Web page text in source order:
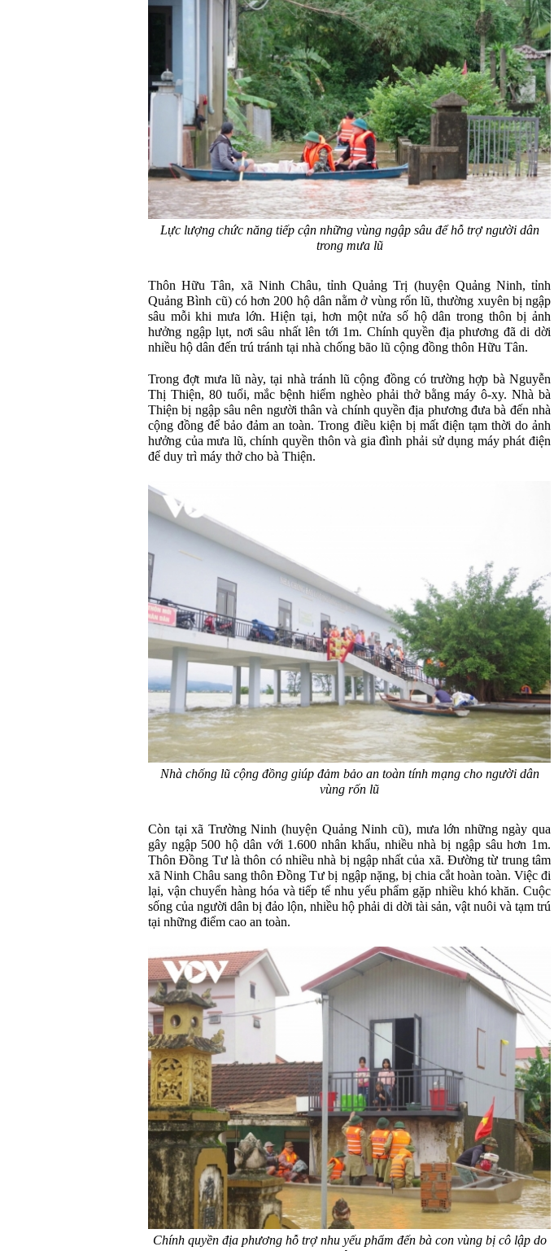
Lực lượng chức năng tiếp cận những vùng ngập sâu để hỗ trợ người dân
trong mưa lũ
Thôn Hữu Tân, xã Ninh Châu, tỉnh Quảng Trị (huyện Quảng Ninh, tỉnh
Quảng Bình cũ) có hơn 200 hộ dân nằm ở vùng rốn lũ, thường xuyên bị ngập
sâu mỗi khi mưa lớn. Hiện tại, hơn một nửa số hộ dân trong thôn bị ảnh
hưởng ngập lụt, nơi sâu nhất lên tới 1m. Chính quyền địa phương đã di dời
nhiều hộ dân đến trú tránh tại nhà chống bão lũ cộng đồng thôn Hữu Tân.
Trong đợt mưa lũ này, tại nhà tránh lũ cộng đồng có trường hợp bà Nguyễn
Thị Thiện, 80 tuổi, mắc bệnh hiểm nghèo phải thở bằng máy ô-xy. Nhà bà
Thiện bị ngập sâu nên người thân và chính quyền địa phương đưa bà đến nhà
cộng đồng để bảo đảm an toàn. Trong điều kiện bị mất điện tạm thời do ảnh
hưởng của mưa lũ, chính quyền thôn và gia đình phải sử dụng máy phát điện
để duy trì máy thở cho bà Thiện.
Nhà chống lũ cộng đồng giúp đảm bảo an toàn tính mạng cho người dân
vùng rốn lũ
Còn tại xã Trường Ninh (huyện Quảng Ninh cũ), mưa lớn những ngày qua
gây ngập 500 hộ dân với 1.600 nhân khẩu, nhiều nhà bị ngập sâu hơn 1m.
Thôn Đồng Tư là thôn có nhiều nhà bị ngập nhất của xã. Đường từ trung tâm
xã Ninh Châu sang thôn Đồng Tư bị ngập nặng, bị chia cắt hoàn toàn. Việc đi
lại, vận chuyển hàng hóa và tiếp tế nhu yếu phẩm gặp nhiều khó khăn. Cuộc
sống của người dân bị đảo lộn, nhiều hộ phải di dời tài sản, vật nuôi và tạm trú
tại những điểm cao an toàn.
Chính quyền địa phương hỗ trợ nhu yếu phẩm đến bà con vùng bị cô lập do